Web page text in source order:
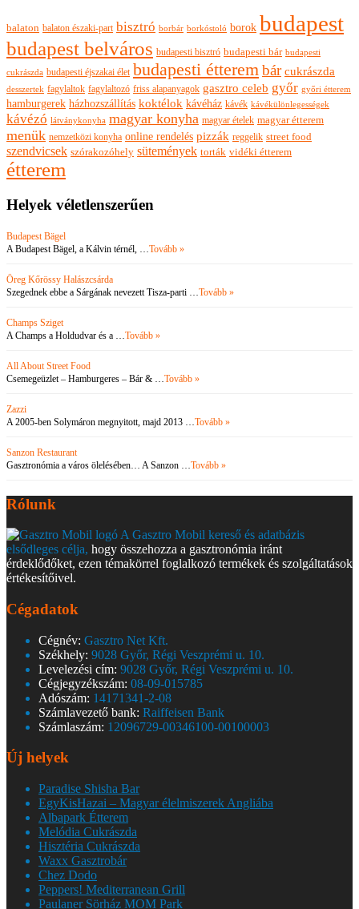
balaton balaton északi-part bisztró borbár borkóstoló borok budapest
budapest belváros budapesti bisztró budapesti bár budapesti
cukrászda budapesti éjszakai élet budapesti étterembár cukrászda
desszertek fagylaltok fagylaltozó friss alapanyagok gasztro celeb győr győri étterem
hamburgerek házhozszállítás koktélok kávéház kávék kávékülönlegességek
kávézó látványkonyha magyar konyha magyar ételek magyar étterem
menük nemzetközi konyha online rendelés pizzák reggelik street food
szendvicsek szórakozóhely sütemények torták vidéki étterem
étterem
Helyek véletlenszerűen
Budapest Bägel
A Budapest Bägel, a Kálvin térnél, …Tovább »
Öreg Kőrössy Halászcsárda
Szegednek ebbe a Sárgának nevezett Tisza-parti …Tovább »
Champs Sziget
A Champs a Holdudvar és a …Tovább »
All About Street Food
Csemegeüzlet – Hamburgeres – Bár & …Tovább »
Zazzi
A 2005-ben Solymáron megnyitott, majd 2013 …Tovább »
Sanzon Restaurant
Gasztronómia a város ölelésében… A Sanzon …Tovább »
Rólunk
A Gasztro Mobil kereső és adatbázis
elsődleges célja, hogy összehozza a gasztronómia iránt
érdeklődőket, ezen témakörrel foglalkozó termékek és szolgáltatások
értékesítőivel.
Cégadatok
Cégnév: Gasztro Net Kft.
Székhely: 9028 Győr, Régi Veszprémi u. 10.
Levelezési cím: 9028 Győr, Régi Veszprémi u. 10.
Cégjegyzékszám: 08-09-015785
Adószám: 14171341-2-08
Számlavezető bank: Raiffeisen Bank
Számlaszám: 12096729-00346100-00100003
Új helyek
Paradise Shisha Bar
EgyKisHazai – Magyar élelmiszerek Angliába
Albapark Étterem
Melódia Cukrászda
Hisztéria Cukrászda
Waxx Gasztrobár
Chez Dodo
Peppers! Mediterranean Grill
Paulaner Sörház MOM Park